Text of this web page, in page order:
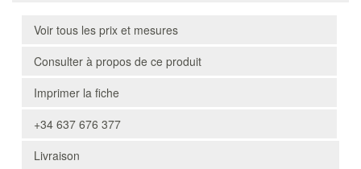
Voir tous les prix et mesures
Consulter à propos de ce produit
Imprimer la fiche
+34 637 676 377
Livraison